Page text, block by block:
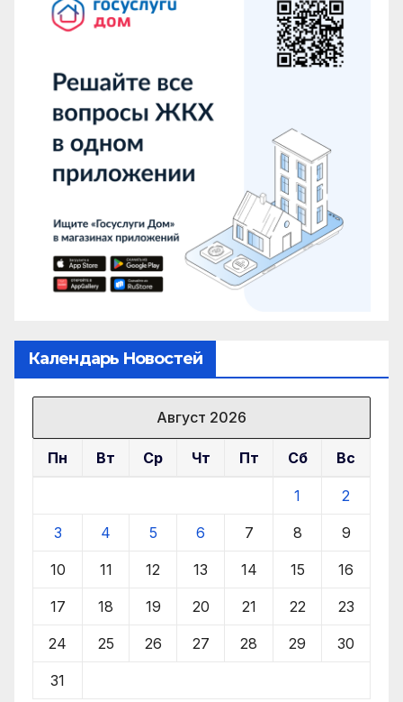
Календарь Новостей
Август 2026
Пн Вт Ср Чт Пт Сб Вс
1 2
3 4 5 6 7 8 9
10 11 12 13 14 15 16
17 18 19 20 21 22 23
24 25 26 27 28 29 30
31